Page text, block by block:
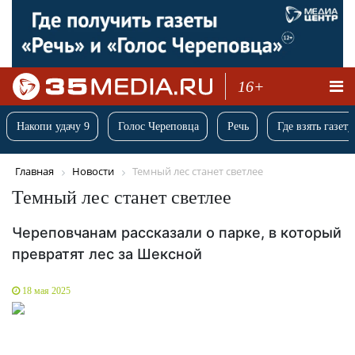
16+
Накопи удачу 9 Голос Череповца Речь Где взять
Главная Новости Темный лес станет светлее
Темный лес станет светлее
Череповчанам рассказали о парке, в который
превратят лес за Шексной
18 мая 2025